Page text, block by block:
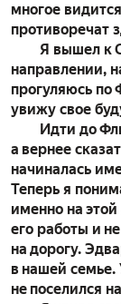
многое
противоречат
Я вышел к
направлении,
прогуляюсь по
увижу свое
Идти до
а вернее
начиналась
Теперь я
именно на
его работы и
на дорогу.
в нашей семье.
не поселился